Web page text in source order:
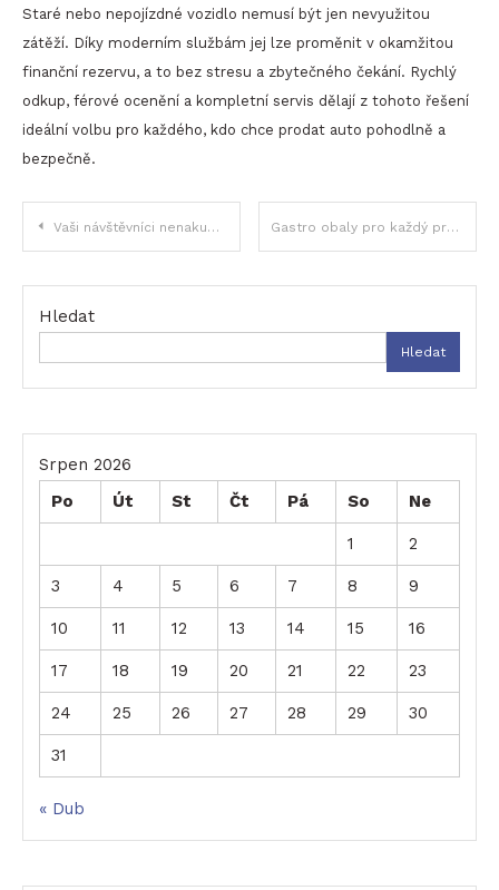
Staré nebo nepojízdné vozidlo nemusí být jen nevyužitou
zátěží. Díky moderním službám jej lze proměnit v okamžitou
finanční rezervu, a to bez stresu a zbytečného čekání. Rychlý
odkup, férové ocenění a kompletní servis dělají z tohoto řešení
ideální volbu pro každého, kdo chce prodat auto pohodlně a
bezpečně.
Navigace
pro
příspěvek
Vaši návštěvníci nenakupují? Můžete to snadno změnit Gastro obaly pro každý provoz: vše na jednom místě
Hledat
Hledat
Srpen 2026
Po
Út St Čt Pá So Ne
1 2
3 4 5 6 7 8 9
10 11 12 13 14 15 16
17 18 19 20 21 22 23
24 25 26 27 28 29 30
31
« Dub